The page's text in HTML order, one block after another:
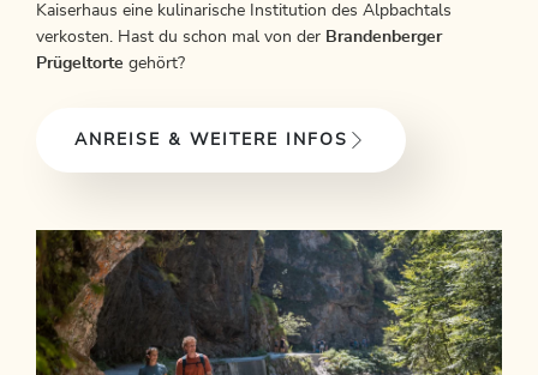
Kaiserhaus eine kulinarische Institution des Alpbachtals
verkosten. Hast du schon mal von der Brandenberger
Prügeltorte gehört?
ANREISE & WEITERE INFOS